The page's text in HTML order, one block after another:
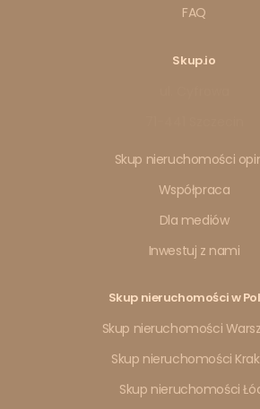
FAQ
Skup.io
Skup nieruchomości
Współpraca
Dla mediów
Inwestuj z nami
Skup nieruchomości w
Skup nieruchomości
Skup nieruchomości
Skup nieruchomości